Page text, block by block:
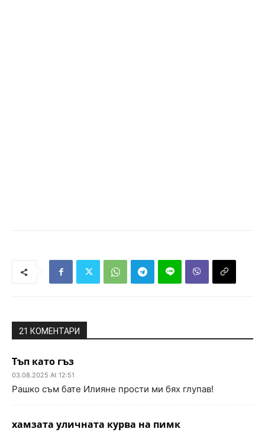
21 КОМЕНТАРИ
Тъп като гъз
03.08.2025 At 12:51
Рашко съм бате Илияне прости ми бях глупав!
хамзата уличната курва на пимк